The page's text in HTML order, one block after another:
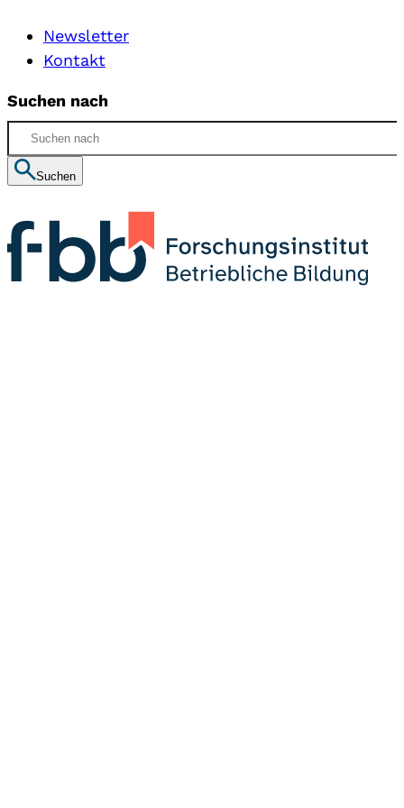
Newsletter
Kontakt
Suchen nach
Suchen